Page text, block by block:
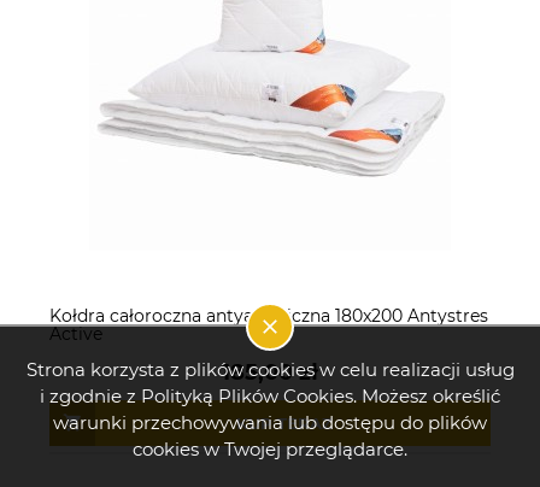
Strona korzysta z plików cookies w celu realizacji usług
i zgodnie z Polityką Plików Cookies. Możesz określić
warunki przechowywania lub dostępu do plików
cookies w Twojej przeglądarce.
Kołdra całoroczna antyalergiczna 180x200 Antystres
Active
185,00 zł
KUP TERAZ